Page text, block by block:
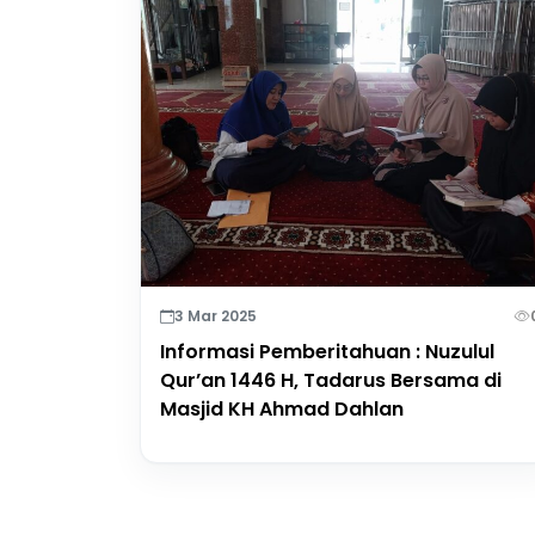
3 Mar 2025
Informasi Pemberitahuan : Nuzulul
Qur’an 1446 H, Tadarus Bersama di
Masjid KH Ahmad Dahlan